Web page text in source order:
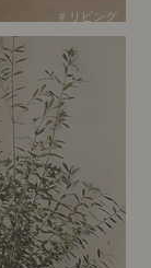
# リビング